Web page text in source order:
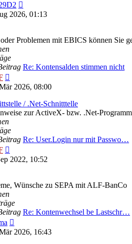
Beitrag
2026, 01:13
Problemen mit EBICS können Sie
Re: Kontensalden stimmen nicht
Beitrag
2026, 08:00
/ .Net-Schnitttelle
zur ActiveX- bzw. .Net-
Re: User.Login nur mit Passwo…
Beitrag
2022, 10:52
Wünsche zu SEPA mit ALF-BanCo
Re: Kontenwechsel be Lastschr…
Beitrag
2026, 16:43